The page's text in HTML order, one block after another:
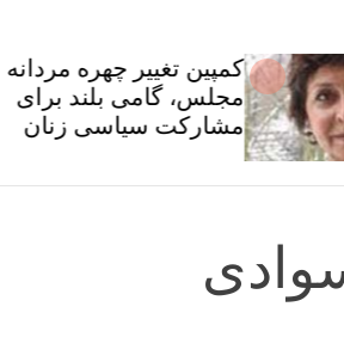
کمپین تغییر چهره مردانه
مجلس، گامی بلند برای
مشارکت سیاسی زنان